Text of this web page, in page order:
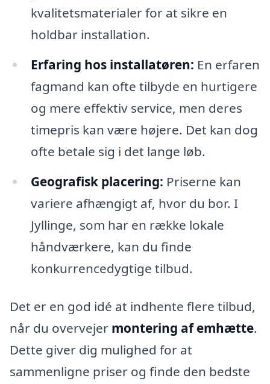
kvalitetsmaterialer for at sikre en
holdbar installation.
Erfaring hos installatøren: En erfaren
fagmand kan ofte tilbyde en hurtigere
og mere effektiv service, men deres
timepris kan være højere. Det kan dog
ofte betale sig i det lange løb.
Geografisk placering: Priserne kan
variere afhængigt af, hvor du bor. I
Jyllinge, som har en række lokale
håndværkere, kan du finde
konkurrencedygtige tilbud.
Det er en god idé at indhente flere tilbud,
når du overvejer montering af emhætte.
Dette giver dig mulighed for at
sammenligne priser og finde den bedste